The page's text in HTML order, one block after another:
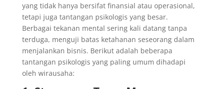
yang tidak hanya bersifat finansial atau operasional,
tetapi juga tantangan psikologis yang besar.
Berbagai tekanan mental sering kali datang tanpa
terduga, menguji batas ketahanan seseorang dalam
menjalankan bisnis. Berikut adalah beberapa
tantangan psikologis yang paling umum dihadapi
oleh wirausaha: